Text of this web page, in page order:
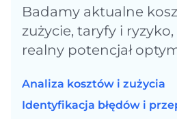
Badamy aktualne
zużycie, taryfy i
realny potencjał
Analiza kosztów i zużycia
Identyfikacja błędów i